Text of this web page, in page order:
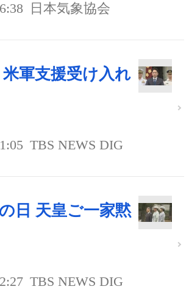
日本気象協会
軍支援受け入れ
TBS NEWS DIG
日 天皇ご一家黙
TBS NEWS DIG